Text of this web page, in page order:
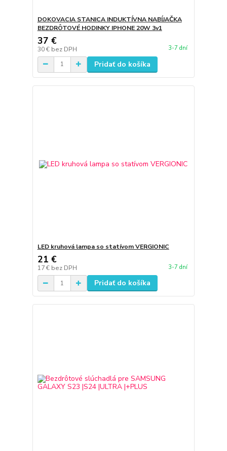
DOKOVACIA STANICA INDUKTÍVNA NABÍJAČKA
BEZDRÔTOVÉ HODINKY IPHONE 20W 3v1
37 €
30 € bez DPH 3-7 dní
Pridať do košíka
LED kruhová lampa so statívom VERGIONIC
21 €
17 € bez DPH 3-7 dní
Pridať do košíka